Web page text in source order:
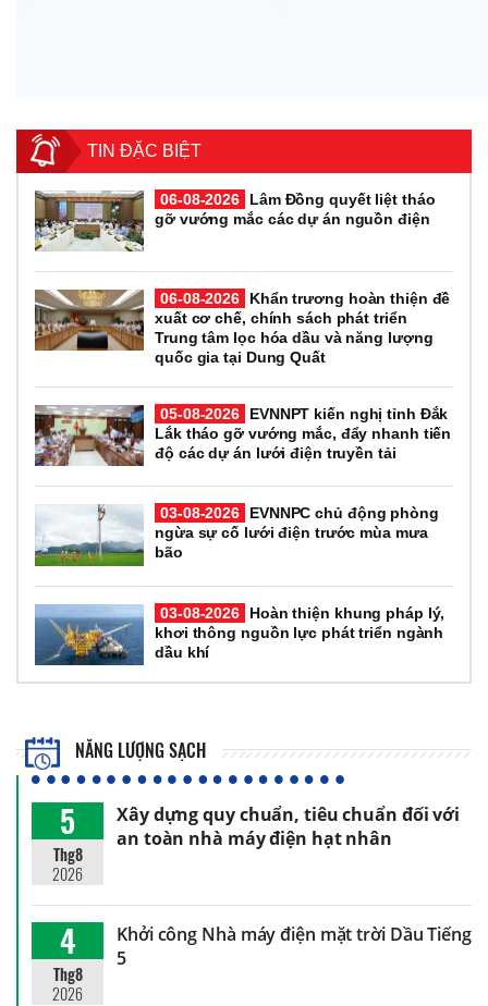
TIN ĐẶC BIỆT
06-08-2026
Lâm Đồng quyết liệt tháo
gỡ vướng mắc các dự án nguồn điện
06-08-2026
Khẩn trương hoàn thiện đề
xuất cơ chế, chính sách phát triển
Trung tâm lọc hóa dầu và năng lượng
quốc gia tại Dung Quất
05-08-2026
EVNNPT kiến nghị tỉnh Đắk
Lắk tháo gỡ vướng mắc, đẩy nhanh tiến
độ các dự án lưới điện truyền tải
03-08-2026
EVNNPC chủ động phòng
ngừa sự cố lưới điện trước mùa mưa
bão
03-08-2026
Hoàn thiện khung pháp lý,
khơi thông nguồn lực phát triển ngành
dầu khí
NĂNG LƯỢNG SẠCH
5
Thg8
2026
Xây dựng quy chuẩn, tiêu chuẩn đối với
an toàn nhà máy điện hạt nhân
4
Thg8
2026
Khởi công Nhà máy điện mặt trời Dầu Tiếng
5